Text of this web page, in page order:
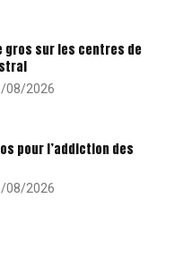
gros sur les centres de
08/2026
pour l’addiction des
08/2026